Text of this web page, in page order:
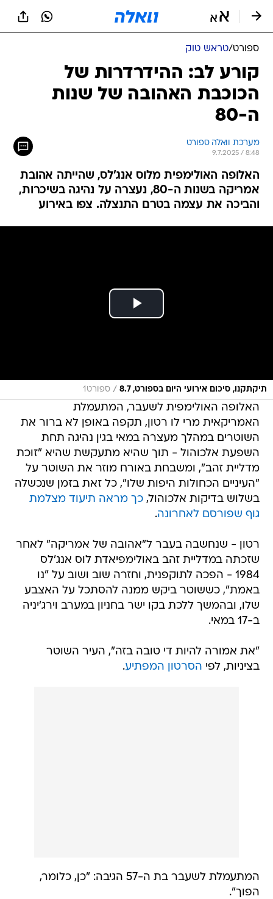
ספורט/טראש טוק
קורע לב: ההידרדרות של
הכוכבת האהובה של שנות
ה-80
מערכת וואלה ספורט
9.7.2025 / 8:48
האלופה האולימפית מלוס אנג'לס, שהייתה אהובת
אמריקה בשנות ה-80, נעצרה על נהיגה בשיכרות,
והביכה את עצמה בטרם התנצלה. צפו באירוע
תיקתקנו, סיכום אירועי היום בספורט, 8.7 / ספורט1
האלופה האולימפית לשעבר, המתעמלת
האמריקאית מרי לו רטון, תקפה באופן לא ברור את
השוטרים במהלך מעצרה במאי בגין נהיגה תחת
השפעת אלכוהול - תוך שהיא מתעקשת שהיא "זוכת
מדליית זהב", ומשבחת באורח מוזר את השוטר על
"העיניים הכחולות היפות שלו", כל זאת בזמן שנכשלה
בשלוש בדיקות אלכוהול,כך מראה תיעוד מצלמת
גוף שפורסם לאחרונה.
רטון - שנחשבה בעבר ל"אהובה של אמריקה" לאחר
שזכתה במדליית זהב באולימפיאדת לוס אנג'לס
1984 - הפכה לתוקפנית, וחזרה שוב ושוב על "נו
באמת", כששוטר ביקש ממנה להסתכל על האצבע
שלו, ובהמשך ללכת בקו ישר בחניון במערב וירג'יניה
ב-17 במאי.
"את אמורה להיות די טובה בזה", העיר השוטר
בציניות, לפי הסרטון המפתיע.
המתעמלת לשעבר בת ה-57 הגיבה: "כן, כלומר,
הפוך".